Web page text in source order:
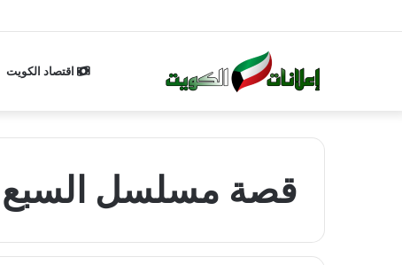
اقتصاد الكويت
قصة مسلسل السبع